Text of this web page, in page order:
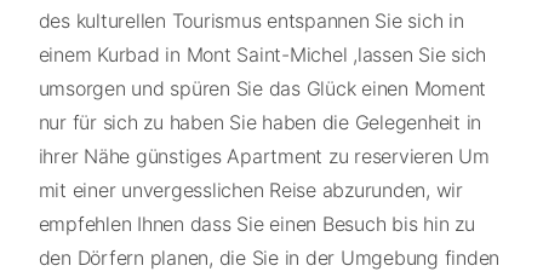
des kulturellen Tourismus entspannen Sie sich in
einem Kurbad in Mont Saint-Michel ,lassen Sie sich
umsorgen und spüren Sie das Glück einen Moment
nur für sich zu haben Sie haben die Gelegenheit in
ihrer Nähe günstiges Apartment zu reservieren Um
mit einer unvergesslichen Reise abzurunden, wir
empfehlen Ihnen dass Sie einen Besuch bis hin zu
den Dörfern planen, die Sie in der Umgebung finden